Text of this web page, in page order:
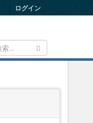
ログイン